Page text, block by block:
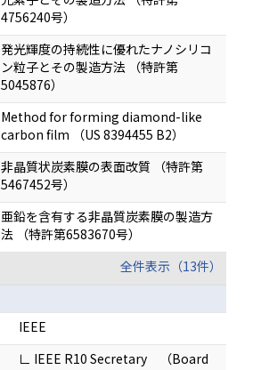
4756240号）
発光輝度の持続性に優れたナノシリコ
ン粒子とその製造方法 （特許第
5045876）
Method for forming diamond-like
carbon film （US 8394455 B2）
非晶質状炭素膜の表面改質 （特許第
5467452号）
亜鉛を含有する非晶質炭素膜の製造方
法 （特許第6583670号）
全件表示（13件）
IEEE
∟ IEEE R10 Secretary （Board